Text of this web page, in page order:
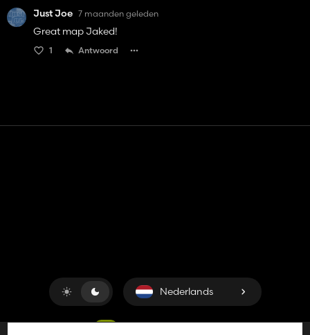
Just Joe 7 maanden geleden
Great map Jaked!
1 Antwoord
Nederlands